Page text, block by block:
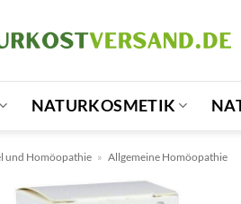
NATURKOSMETIK
und Homöopathie » Allgemeine Homöopathie